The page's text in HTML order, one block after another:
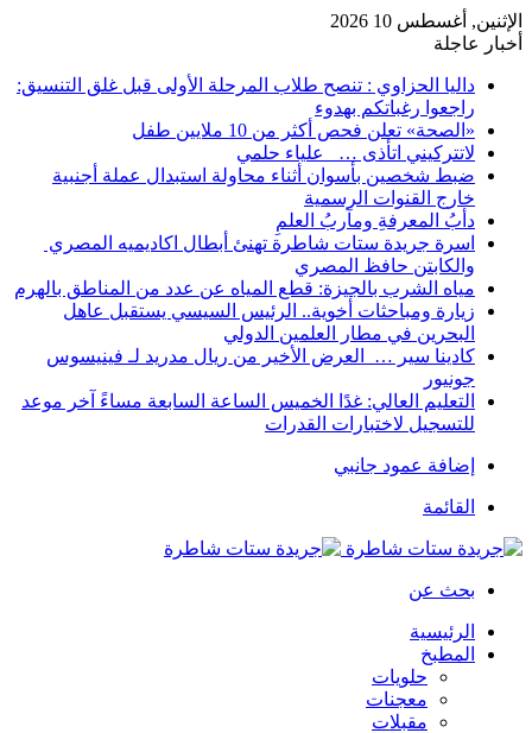
الإثنين, أغسطس 10 2026
أخبار عاجلة
داليا الحزاوي : تنصح طلاب المرحلة الأولى قبل غلق التنسيق:
راجعوا رغباتكم بهدوء
«الصحة» تعلن فحص أكثر من 10 ملايين طفل
لاتتركيني اتأذى … علياء حلمي
ضبط شخصين بأسوان أثناء محاولة استبدال عملة أجنبية
خارج القنوات الرسمية
دأبُ المعرفةِ ومآربُ العلمِ
اسرة جريدة ستات شاطرة تهنئ أبطال اكاديميه المصري
والكابتن حافظ المصري
مياه الشرب بالجيزة: قطع المياه عن عدد من المناطق بالهرم
زيارة ومباحثات أخوية.. الرئيس السيسي يستقبل عاهل
البحرين في مطار العلمين الدولي
كادينا سير … العرض الأخير من ريال مدريد لـ فينيسوس
جونيور
التعليم العالي: غدًا الخميس الساعة السابعة مساءً آخر موعد
للتسجيل لاختبارات القدرات
إضافة عمود جانبي
القائمة
بحث عن
الرئيسية
المطبخ
حلويات
معجنات
مقبلات